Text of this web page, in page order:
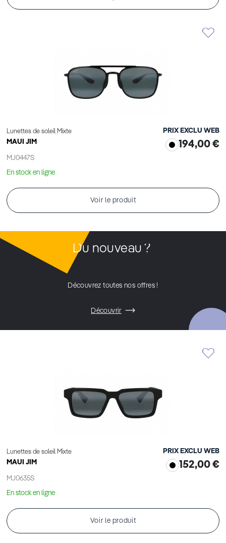
Lunettes de soleil Mixte
MAUI JIM
MJ0447S
PRIX EXCLU WEB
194,00 €
En stock en ligne
Voir le produit
Du nouveau ?
Découvrez toutes nos offres !
Découvrir
Lunettes de soleil Mixte
MAUI JIM
MJ0635S
PRIX EXCLU WEB
152,00 €
En stock en ligne
Voir le produit